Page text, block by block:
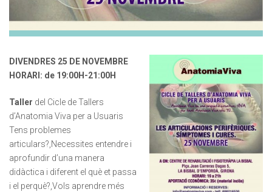
DIVENDRES 25 DE NOVEMBRE
HORARI: de 19:00H-21:00H
Taller del Cicle de Tallers
d’Anatomia Viva per a Usuaris
Tens problemes
articulars?,Necessites entendre i
aprofundir d’una manera
didàctica i diferent el què et passa
i el perquè?,Vols aprendre més
Nom Cognom
Adreça
Codi Postal
Telèfon Correu Electrònic*